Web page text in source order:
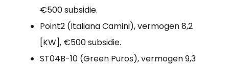
€500 subsidie.
Point2 (Italiana Camini), vermogen 8,2
[KW], €500 subsidie.
ST04B-10 (Green Puros), vermogen 9,3